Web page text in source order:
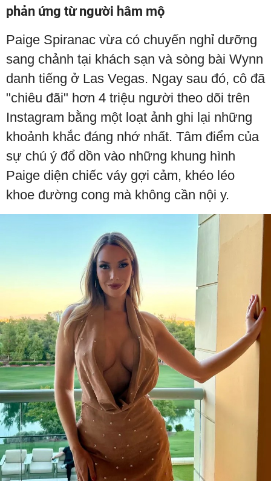
phản ứng từ người hâm mộ
Paige Spiranac vừa có chuyến nghỉ dưỡng
sang chảnh tại khách sạn và sòng bài Wynn
danh tiếng ở Las Vegas. Ngay sau đó, cô đã
"chiêu đãi" hơn 4 triệu người theo dõi trên
Instagram bằng một loạt ảnh ghi lại những
khoảnh khắc đáng nhớ nhất. Tâm điểm của
sự chú ý đổ dồn vào những khung hình
Paige diện chiếc váy gợi cảm, khéo léo
khoe đường cong mà không cần nội y.